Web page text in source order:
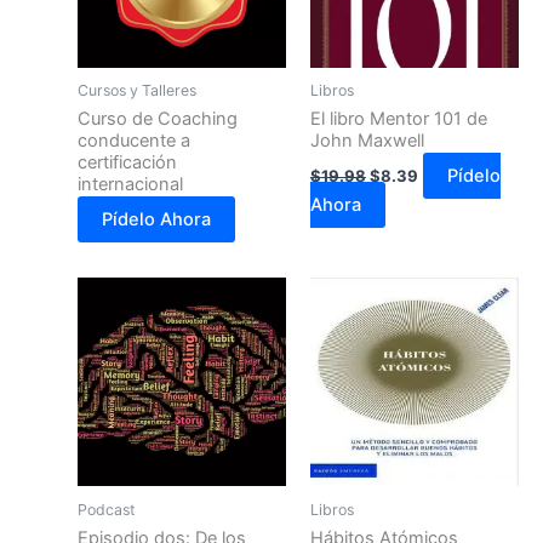
Cursos y Talleres
Curso de Coaching
conducente a
certificación
internacional
Pídelo Ahora
Libros
El libro Mentor 101 de
John Maxwell
$19.98$8.39
Pídelo
Ahora
Podcast
Episodio dos: De los
Libros
Hábitos Atómicos